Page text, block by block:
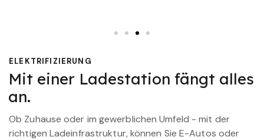
ELEKTRIFIZIERUNG
Mit einer Ladestation fängt alles
an.
Ob Zuhause oder im gewerblichen Umfeld - mit der
richtigen Ladeinfrastruktur, können Sie E-Autos oder